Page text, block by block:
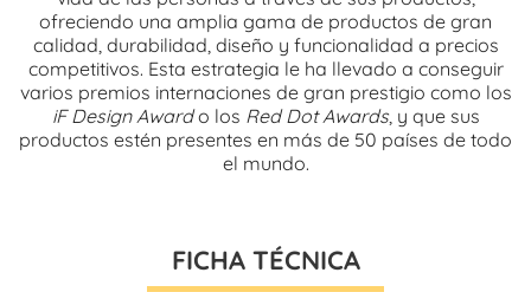
ofreciendo una amplia gama de productos de gran
calidad, durabilidad, diseño y funcionalidad a precios
competitivos. Esta estrategia le ha llevado a conseguir
varios premios internaciones de gran prestigio como los
iF Design Awardo los Red Dot Awards, y que sus
productos estén presentes en más de 50 países de todo
el mundo.
FICHA TÉCNICA